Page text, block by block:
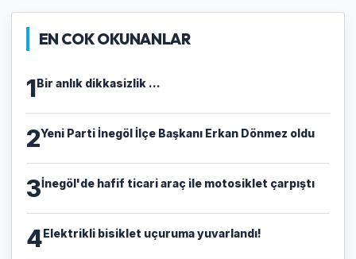
EN COK OKUNANLAR
1Bir anlık dikkasizlik ...
2Yeni Parti İnegöl İlçe Başkanı Erkan Dönmez oldu
3İnegöl'de hafif ticari araç ile motosiklet çarpıştı
4Elektrikli bisiklet uçuruma yuvarlandı!